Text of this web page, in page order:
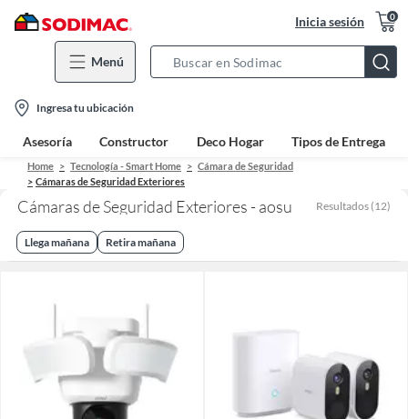
Inicia sesión 0
Menú
Bar
location-
icon
Ingresa tu ubicación
Asesoría Constructor Deco Hogar Tipos de Entrega
Home Tecnología - Smart Home
Cámara de Seguridad
Cámaras de Seguridad Exteriores
Cámaras de Seguridad Exteriores - aosu Resultados (12)
Llega mañana Retira mañana